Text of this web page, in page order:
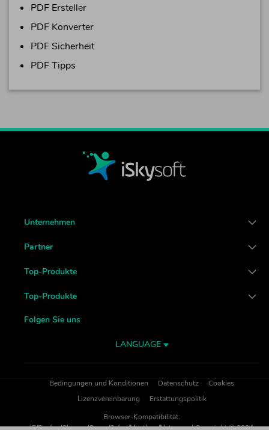
PDF Ersteller
PDF Konverter
PDF Sicherheit
PDF Tipps
Unternehmen
Partner
Top-Produkte
Top-Produkte
Folgen Sie uns
LANGUAGE
Bedingungen und Konditionen Datenschutz
Cookies
Lizenzvereinbarung
Erstattungspolitik
Browser-Kompatibilität:
IE/Firefox/Chrome/Opera/Safari/Maxthon/Netscape | Copyright © 2024